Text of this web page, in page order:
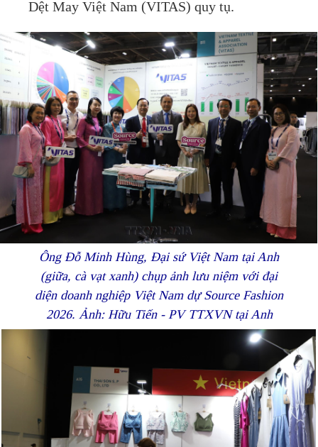
Dệt May Việt Nam (VITAS) quy tụ.
Ông Đỗ Minh Hùng, Đại sứ Việt Nam tại Anh
(giữa, cà vạt xanh) chụp ảnh lưu niệm với đại
diện doanh nghiệp Việt Nam dự Source Fashion
2026. Ảnh: Hữu Tiến - PV TTXVN tại Anh